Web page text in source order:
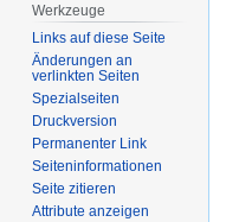
Werkzeuge
Links auf diese Seite
Änderungen an
verlinkten Seiten
Spezialseiten
Druckversion
Permanenter Link
Seiten­­informationen
Seite zitieren
Attribute anzeigen